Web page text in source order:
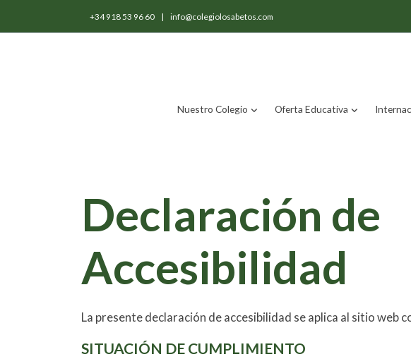
+34 918 53 96 60 | info@colegiolosabetos.com
Nuestro Colegio Oferta Educativa
Declaración de
Accesibilidad
La presente declaración de accesibilidad se aplica al sitio web
SITUACIÓN DE CUMPLIMIENTO